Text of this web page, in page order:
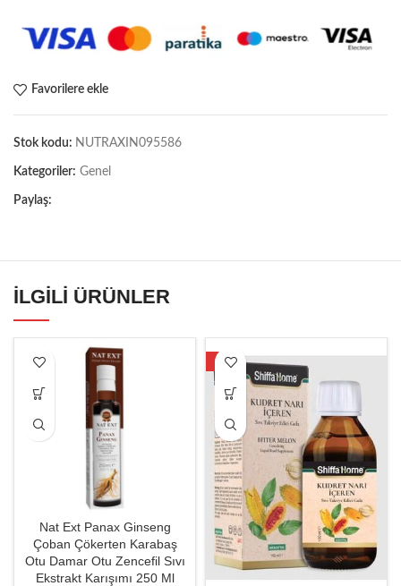
Favorilere ekle
Stok kodu: NUTRAXIN095586
Kategoriler: Genel
Paylaş:
İLGILI ÜRÜNLER
Nat Ext Panax Ginseng
Çoban Çökerten Karabaş
Otu Damar Otu Zencefil Sıvı
Ekstrakt Karışımı 250 Ml
-9%